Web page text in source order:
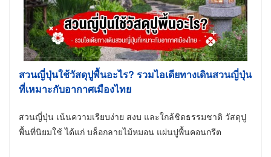
สวนญี่ปุ่นใช้วัสดุปูพื้นอะไร? รวมไอเดียทางเดินสวนญี่ปุ่น
ที่เหมาะกับอากาศเมืองไทย
สวนญี่ปุ่น เน้นความเรียบง่าย สงบ และใกล้ชิดธรรมชาติ วัสดุปู
พื้นที่นิยมใช้ ได้แก่ บล็อกลายไม้หมอน แผ่นปูพื้นคอนกรีต